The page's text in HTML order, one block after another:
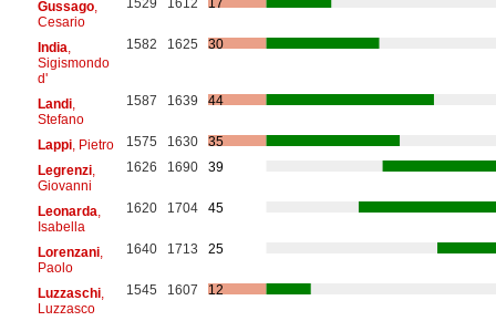
Gussago,
Cesario
1529 1612 17
India
Sigismondo
d'
1582 1625 30
Landi,
Stefano
1587 1639 44
Lappi, Pietro 1575 1630
35
Legrenzi,
Giovanni
1626 1690 39
Leonarda
Isabella
1620 1704 45
Lorenzani,
Paolo
1640 1713 25
Luzzaschi,
Luzzasco
1545 1607 12